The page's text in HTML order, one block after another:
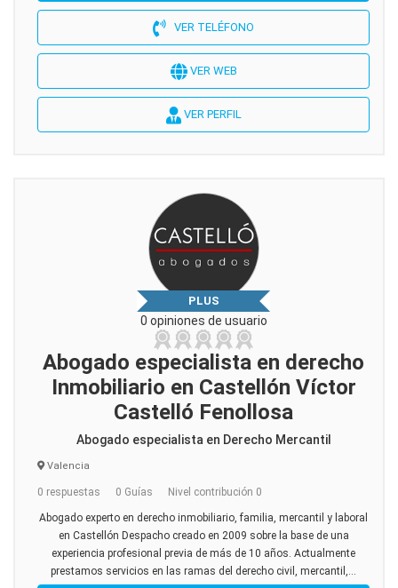
VER TELÉFONO
VER WEB
VER PERFIL
PLUS
0 opiniones de usuario
Abogado especialista en derecho
Inmobiliario en Castellón Víctor
Castelló Fenollosa
Abogado especialista en Derecho Mercantil
Valencia
0 respuestas 0 Guías Nivel contribución 0
Abogado experto en derecho inmobiliario, familia, mercantil y laboral
en Castellón Despacho creado en 2009 sobre la base de una
experiencia profesional previa de más de 10 años. Actualmente
prestamos servicios en las ramas del derecho civil, mercantil,...